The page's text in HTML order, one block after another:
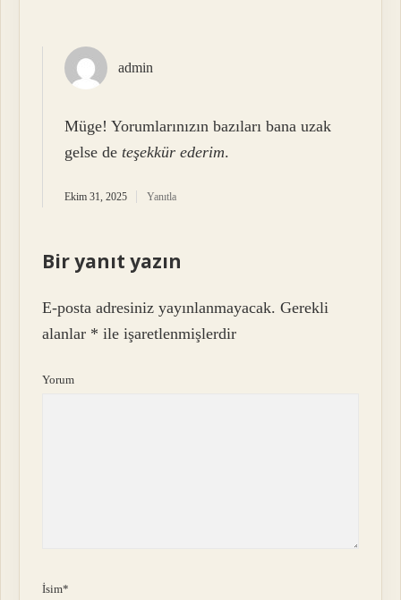
admin
Müge! Yorumlarınızın bazıları bana uzak
gelse de teşekkür ederim.
Ekim 31, 2025 Yanıtla
Bir yanıt yazın
E-posta adresiniz yayınlanmayacak. Gerekli
alanlar * ile işaretlenmişlerdir
Yorum
İsim*